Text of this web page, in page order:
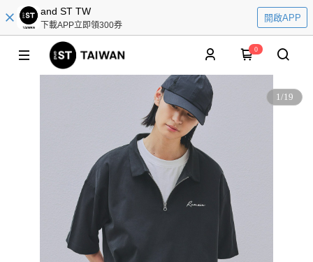
and ST TW
下載APP立即領300券
開啟APP
0
1/19